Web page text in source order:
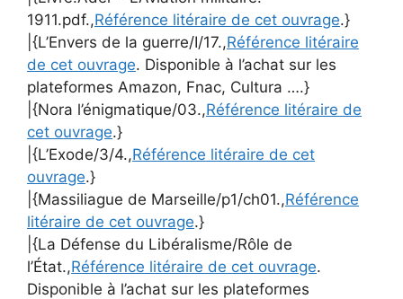
1911.pdf.,Référence litéraire de cet ouvrage.}
|{L’Envers de la guerre/I/17.,Référence litéraire
de cet ouvrage. Disponible à l’achat sur les
plateformes Amazon, Fnac, Cultura ….}
|{Nora l’énigmatique/03.,Référence litéraire de
cet ouvrage.}
|{L’Exode/3/4.,Référence litéraire de cet
ouvrage.}
|{Massiliague de Marseille/p1/ch01.,Référence
litéraire de cet ouvrage.}
|{La Défense du Libéralisme/Rôle de
l’État.,Référence litéraire de cet ouvrage.
Disponible à l’achat sur les plateformes